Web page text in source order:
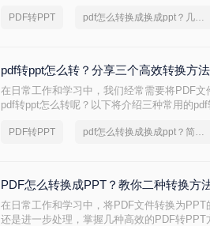
的方法：使用专业的PDF转PPT软件、利用
PDF转PPT pdf怎么转换成换成ppt？几招轻松搞定
pdf转ppt怎么转？分享三个高效转换方法
在日常工作和学习中，我们经常需要将PDF
pdf转ppt怎么转呢？以下将介绍三种常用的
PDF转PPT pdf怎么转换成换成ppt？简单高效的恢复方法
PDF怎么转换成PPT？教你二种转换方
在日常工作和学习中，将PDF文件转换为
还是进一步处理，掌握几种高效的PDF转